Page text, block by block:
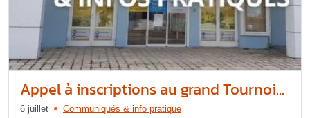
Appel à inscriptions au grand Tournoi...
6 juillet Communiqués & info pratique